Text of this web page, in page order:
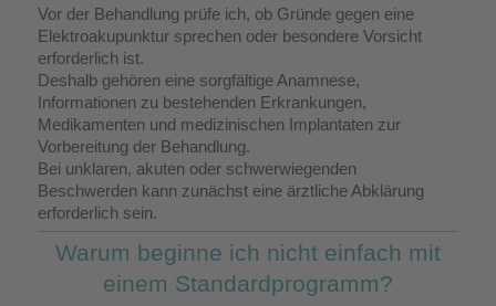
Vor der Behandlung prüfe ich, ob Gründe gegen eine
Elektroakupunktur sprechen oder besondere Vorsicht
erforderlich ist.
Deshalb gehören eine sorgfältige Anamnese,
Informationen zu bestehenden Erkrankungen,
Medikamenten und medizinischen Implantaten zur
Vorbereitung der Behandlung.
Bei unklaren, akuten oder schwerwiegenden
Beschwerden kann zunächst eine ärztliche Abklärung
erforderlich sein.
Warum beginne ich nicht einfach mit
einem Standardprogramm?